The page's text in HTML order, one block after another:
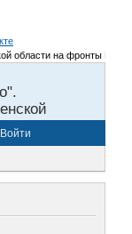
области на фронты
Войти